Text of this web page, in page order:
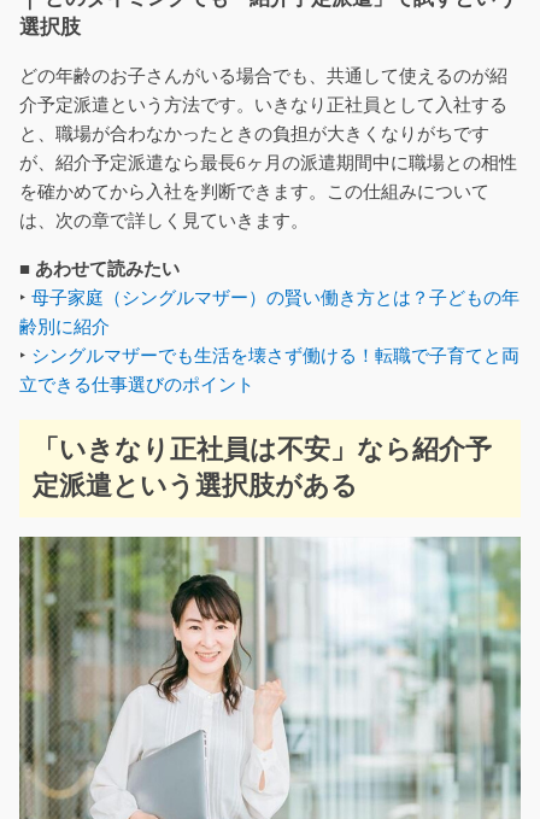
選択肢
どの年齢のお子さんがいる場合でも、共通して使えるのが紹
介予定派遣という方法です。いきなり正社員として入社する
と、職場が合わなかったときの負担が大きくなりがちです
が、紹介予定派遣なら最長6ヶ月の派遣期間中に職場との相性
を確かめてから入社を判断できます。この仕組みについて
は、次の章で詳しく見ていきます。
■ あわせて読みたい
‣母子家庭（シングルマザー）の賢い働き方とは？子どもの年
齢別に紹介
‣ シングルマザーでも生活を壊さず働ける！転職で子育てと両
立できる仕事選びのポイント
「いきなり正社員は不安」なら紹介予
定派遣という選択肢がある